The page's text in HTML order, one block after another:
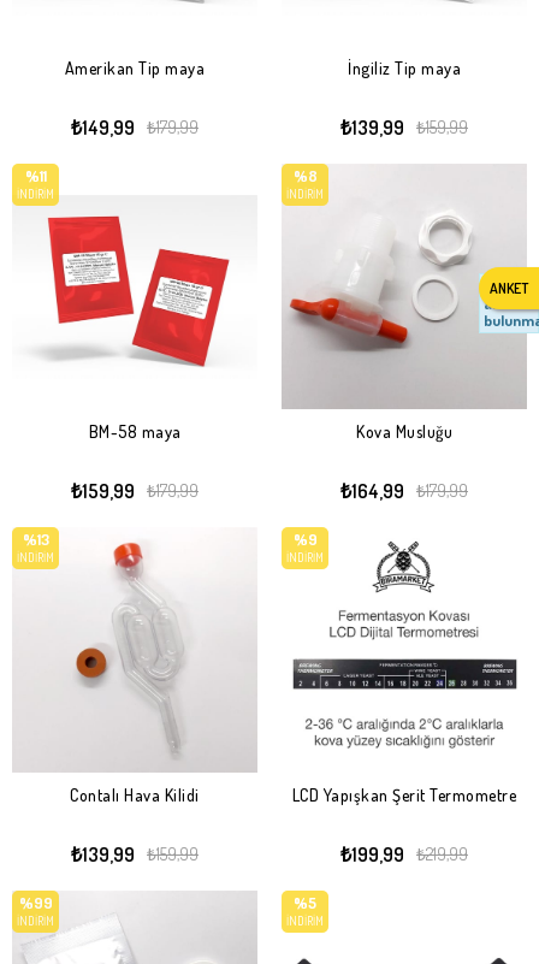
Amerikan Tip maya
₺149,99 ₺179,99
İngiliz Tip maya
₺139,99 ₺159,99
BM-58 maya
₺159,99 ₺179,99
%11
İNDIRIM
Kova Musluğu
₺164,99 ₺179,99
%8
İNDIRIM
Contalı Hava Kilidi
₺139,99 ₺159,99
%13
İNDIRIM
LCD Yapışkan Şerit Termometre
₺199,99 ₺219,99
%9
İNDIRIM
%99
İNDIRIM
%5
İNDIRIM
ANKET
Aktif
anket